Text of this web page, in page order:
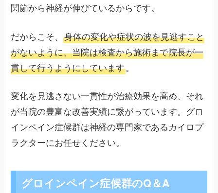
関節から神経が伸びているからです。
だからこそ、身体の変化や症状の波を見逃すこと
がないように、当院は検査から施術まで院長が一
貫して行うようにしています。
変化を見逃さない一貫性が治療効果を高め、それ
が当院の豊富な改善実績に繋がっています。グロ
インペイン症候群は神経の専門家であるカイロプ
ラクターにお任せください。
グロインペイン症候群のQ＆A